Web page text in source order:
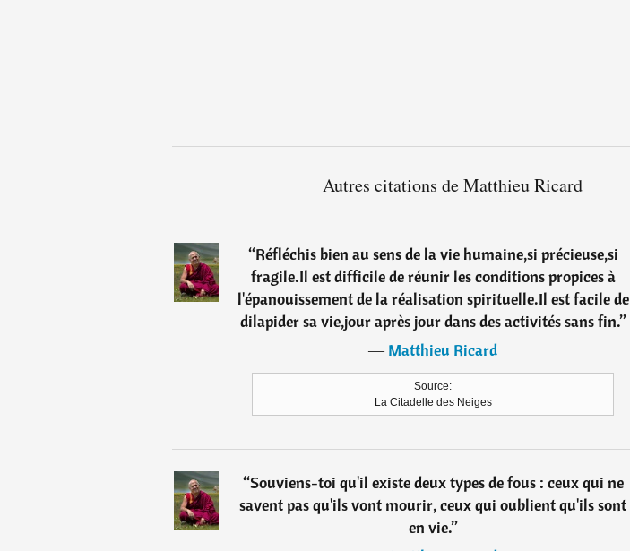
Autres citations de Matthieu Ricard
“Réfléchis bien au sens de la vie humaine,si précieuse,si
fragile.Il est difficile de réunir les conditions propices à
l'épanouissement de la réalisation spirituelle.Il est facile de
dilapider sa vie,jour après jour dans des activités sans fin.”
―Matthieu Ricard
Source:
La Citadelle des Neiges
“Souviens-toi qu'il existe deux types de fous : ceux qui ne
savent pas qu'ils vont mourir, ceux qui oublient qu'ils sont
en vie.”